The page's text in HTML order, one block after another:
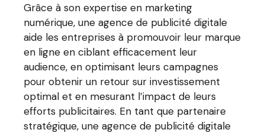
Grâce à son expertise en marketing
numérique, une agence de publicité digitale
aide les entreprises à promouvoir leur marque
en ligne en ciblant efficacement leur
audience, en optimisant leurs campagnes
pour obtenir un retour sur investissement
optimal et en mesurant l’impact de leurs
efforts publicitaires. En tant que partenaire
stratégique, une agence de publicité digitale